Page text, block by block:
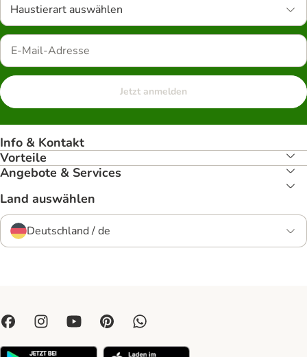
Haustierart auswählen
Jetzt anmelden
Info & Kontakt
Vorteile
Angebote & Services
Land auswählen
Deutschland / de